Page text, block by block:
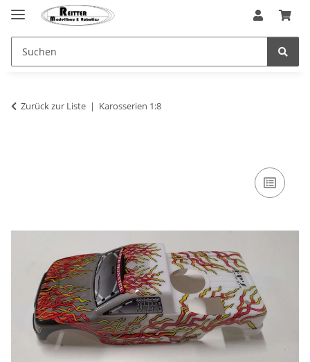
Zurück zur Liste Karosserien 1:8